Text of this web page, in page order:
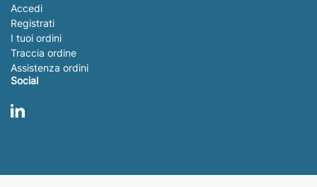
Accedi
Registrati
I tuoi ordini
Traccia ordine
Assistenza ordini
Social
LinkedIn